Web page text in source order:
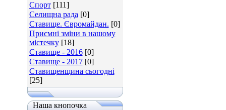
Спорт [111]
Селищна рада [0]
Ставище. Євромайдан. [0]
Приємні зміни в нашому
містечку [18]
Ставище - 2016 [0]
Ставище - 2017 [0]
Ставищенщина сьогодні
[25]
Наша кнопочка